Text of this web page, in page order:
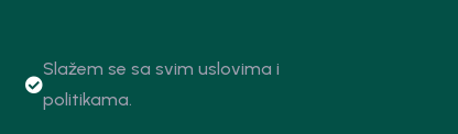
Slažem se sa svim uslovima i
politikama.